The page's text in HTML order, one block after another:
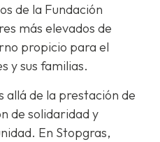
de la Fundación
más elevados de
propicio para el
y sus familias.
allá de la prestación de
de solidaridad y
En Stopgras,